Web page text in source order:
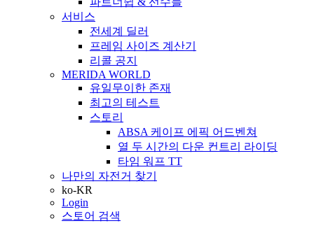
서비스
전세계 딜러
프레임 사이즈 계산기
리콜 공지
MERIDA WORLD
유일무이한 존재
최고의 테스트
스토리
ABSA 케이프 에픽 어드벤쳐
열 두 시간의 다운 컨트리 라이딩
타임 워프 TT
나만의 자전거 찾기
ko-KR
Login
스토어 검색